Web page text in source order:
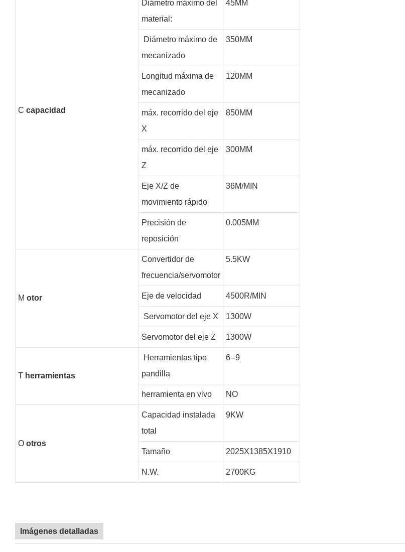
C capacidad
Diámetro máximo del
material:
45MM
Diámetro máximo de
mecanizado
350MM
Longitud máxima de
mecanizado
120MM
máx. recorrido del eje
X
850MM
máx. recorrido del eje
Z
300MM
Eje X/Z de
movimiento rápido
36M/MIN
Precisión de
reposición
0.005MM
M otor
Convertidor de
frecuencia/servomotor
5.5KW
Eje de velocidad 4500R/MIN
Servomotor del eje X 1300W
Servomotor del eje Z 1300W
Therramientas
Herramientas tipo
pandilla
6--9
herramienta en vivo NO
Ootros
Capacidad instalada
total
9KW
Tamaño 2025X1385X1910
N.W. 2700KG
Imágenes detalladas